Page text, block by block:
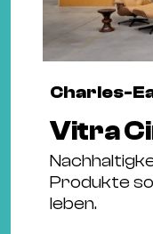
Charles-
Vitra
Produkte
leben.